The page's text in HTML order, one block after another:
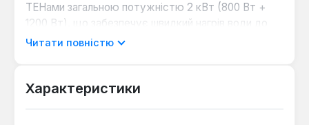
ТЕНами загальною потужністю 2 кВт (800 Вт +
1200 Вт), що забезпечує швидкий нагрів води до
максимальної температури +70 °С за приблизно
стійкість до корозії.
Читати повністю
Характеристики